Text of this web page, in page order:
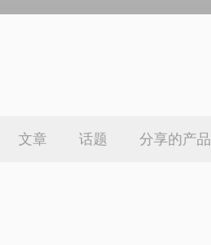
文章 话题 分享的产品